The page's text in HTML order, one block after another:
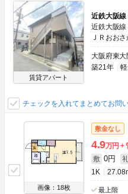
賃貸アパート
近鉄大阪
近鉄大阪
ＪＲおお
大阪府東大
築21年
チェックを入れてまとめてお問
画像：18枚
敷金なし
4.9万円
敷 0円
1K
最上階